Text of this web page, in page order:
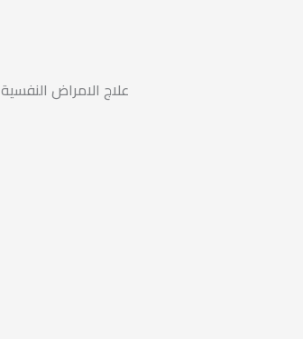
علاج الامراض النفسية